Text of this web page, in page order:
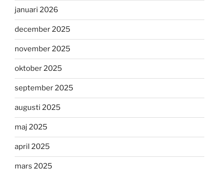
januari 2026
december 2025
november 2025
oktober 2025
september 2025
augusti 2025
maj 2025
april 2025
mars 2025